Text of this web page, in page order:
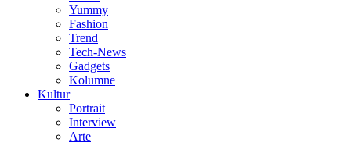
Yummy
Fashion
Trend
Tech-News
Gadgets
Kolumne
Kultur
Portrait
Interview
Arte